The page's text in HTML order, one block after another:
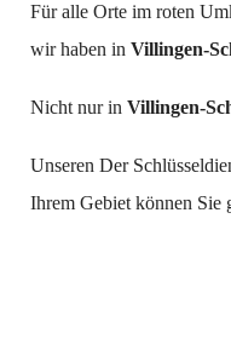
Für alle Orte im roten
wir haben in Villingen-
Nicht nur in Villingen-
Unseren Der
Ihrem Gebiet können Sie